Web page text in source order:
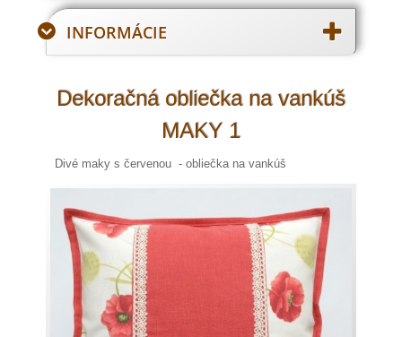
INFORMÁCIE
Dekoračná obliečka na vankúš
MAKY 1
Divé maky s červenou - obliečka na vankúš